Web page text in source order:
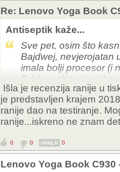
Re: Lenovo Yoga Book
Antiseptik kaže...
Sve pet, osim što
Bajdwej, nevjerojatan
imala bolji procesor (i
E-ink zaslon nije tako
prednosti jer izrsno
Išla je recenzija ranije u
je predstavljen krajem
ranije dao na testiranje.
ranije...iskreno ne znam
0 0 HVALA 0
Lenovo Yoga Book